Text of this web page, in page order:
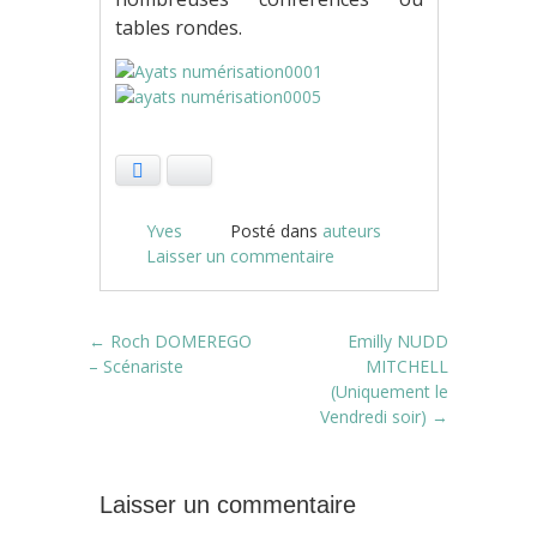
tables rondes.
Yves Posté dans auteurs
Laisser un commentaire
Post navigation
← Roch DOMEREGO
– Scénariste
Emilly NUDD
MITCHELL
(Uniquement le
Vendredi soir) →
Laisser un commentaire